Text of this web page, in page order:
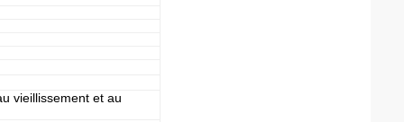
vieillissement et au